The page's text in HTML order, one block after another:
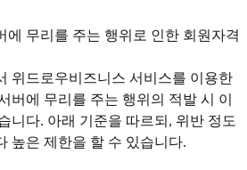
에 무리를 주는 행위로 인한 회원자격
위드로우비즈니스 서비스를 이용한
버에 무리를 주는 행위의 적발 시 이
니다. 아래 기준을 따르되, 위반 정도
높은 제한을 할 수 있습니다.